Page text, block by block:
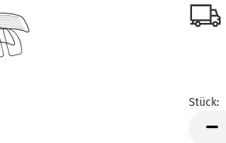
Stück:
Stück